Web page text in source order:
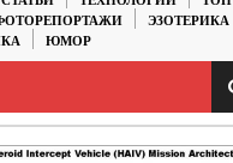
ЭЗОТЕРИКА
ЮМОР